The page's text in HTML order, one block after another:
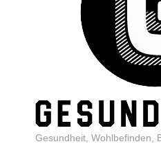
Gesundheit, Wohlbefinden,